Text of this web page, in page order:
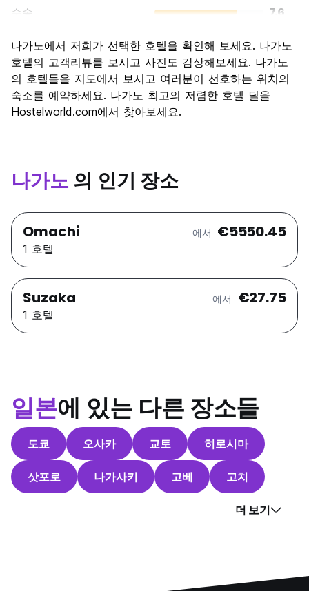
수송
7.6
문화
8.9
나이트 라이프
5.5
가격 대비 만족도
8.5
나가노에서 저희가 선택한 호텔을 확인해 보세요. 나가노
호텔의 고객리뷰를 보시고 사진도 감상해보세요. 나가노
의 호텔들을 지도에서 보시고 여러분이 선호하는 위치의
숙소를 예약하세요. 나가노 최고의 저렴한 호텔 딜을
Hostelworld.com에서 찾아보세요.
나가노 의 인기 장소
Omachi 에서 €5550.45
1 호텔
Suzaka 에서 €27.75
1 호텔
일본에 있는 다른 장소들
도쿄 오사카 교토 히로시마
삿포로 나가사키 고베 고치
더 보기